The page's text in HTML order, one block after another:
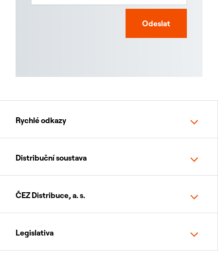
Odeslat
Rychlé odkazy
Distribuční soustava
ČEZ Distribuce, a. s.
Legislativa